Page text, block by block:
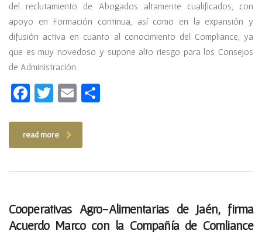
del reclutamiento de Abogados altamente cualificados, con
apoyo en Formación continua, así como en la expansión y
difusión activa en cuanto al conocimiento del Compliance, ya
que es muy novedoso y supone alto riesgo para los Consejos
de Administración.
Facebook
TwitterEmail
read more
Cooperativas Agro-Alimentarias de Jaén, firma
Acuerdo Marco con la Compañía de Comliance